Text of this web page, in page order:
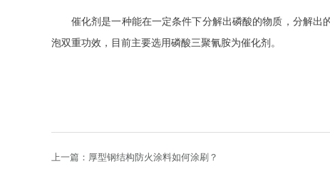
催化剂是一种能在一定条件下分解出磷酸的物质，分解
泡双重功效，目前主要选用磷酸三聚氰胺为催化剂。
上一篇： 厚型钢结构防火涂料如何涂刷？